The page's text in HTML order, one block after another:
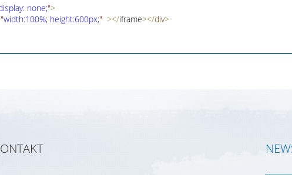
none;">
"width:100%; height:600px;" ></iframe></div>